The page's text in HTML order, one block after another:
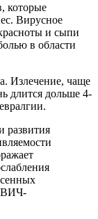
которые
Вирусное
и сыпи
в области
Излечение, чаще
длится дольше 4-
развития
ВИЧ-